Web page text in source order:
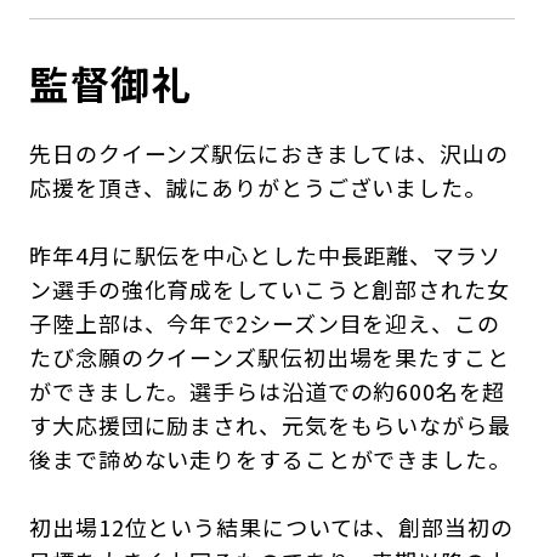
監督御礼
先日のクイーンズ駅伝におきましては、沢山の
応援を頂き、誠にありがとうございました。
昨年4月に駅伝を中心とした中長距離、マラソ
ン選手の強化育成をしていこうと創部された女
子陸上部は、今年で2シーズン目を迎え、この
たび念願のクイーンズ駅伝初出場を果たすこと
ができました。選手らは沿道での約600名を超
す大応援団に励まされ、元気をもらいながら最
後まで諦めない走りをすることができました。
初出場12位という結果については、創部当初の